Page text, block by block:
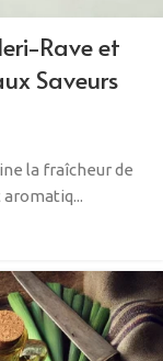
Rave et
Saveurs
la fraîcheur de